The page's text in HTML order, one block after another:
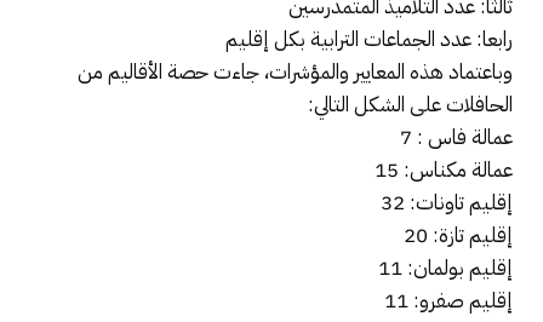
ثالثا: عدد التلاميذ المتمدرسين
رابعا: عدد الجماعات الترابية بكل إقليم
وباعتماد هذه المعايير والمؤشرات، جاءت حصة الأقاليم من
الحافلات على الشكل التالي:
عمالة فاس : 7
عمالة مكناس: 15
إقليم تاونات: 32
إقليم تازة: 20
إقليم بولمان: 11
إقليم صفرو: 11